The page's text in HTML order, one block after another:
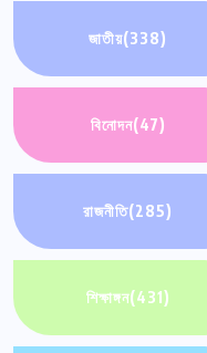
জাতীয়(338)
বিনোদন(47)
রাজনীতি(285)
শিক্ষাঙ্গন(431)